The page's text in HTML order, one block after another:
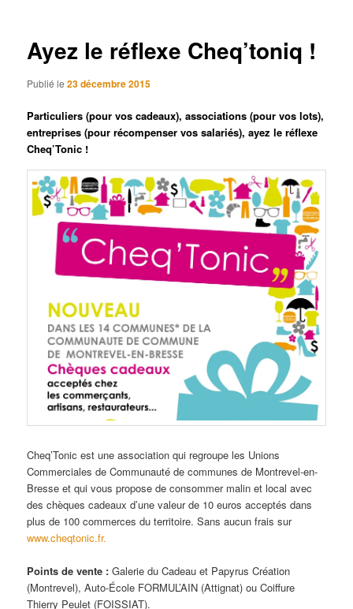
Ayez le réflexe Cheq’toniq !
Publié le23 décembre 2015
Particuliers (pour vos cadeaux), associations (pour vos lots),
entreprises (pour récompenser vos salariés), ayez le réflexe
Cheq’Tonic !
Cheq’Tonic est une association qui regroupe les Unions
Commerciales de Communauté de communes de Montrevel-en-
Bresse et qui vous propose de consommer malin et local avec
des chèques cadeaux d’une valeur de 10 euros acceptés dans
plus de 100 commerces du territoire. Sans aucun frais sur
www.cheqtonic.fr.
Points de vente : Galerie du Cadeau et Papyrus Création
(Montrevel), Auto-École FORMUL’AIN (Attignat) ou Coiffure
Thierry Peulet (FOISSIAT).